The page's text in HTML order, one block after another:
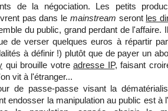
de la négociation. Les petits
pas dans le mainstream seront les
du public, grand perdant de l'affaire.
de verser quelques euros à répartir
à définir !) plutôt que de payer un
qui brouille votre adresse IP, faisant
vit à l'étranger...
de passe-passe visant la
endosser la manipulation au public est à